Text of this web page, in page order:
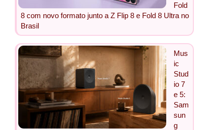
Fold
8 com novo formato junto a Z Flip 8 e Fold 8 Ultra no
Brasil
Mus
ic
Stud
io 7
e 5:
Sam
sun
g